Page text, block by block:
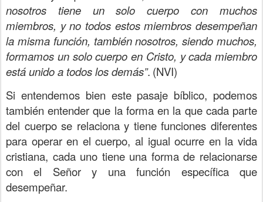
nosotros tiene un solo cuerpo con muchos
miembros, y no todos estos miembros desempeñan
la misma función, también nosotros, siendo muchos,
formamos un solo cuerpo en Cristo, y cada miembro
está unido a todos los demás”. (NVI)
Si entendemos bien este pasaje bíblico, podemos
también entender que la forma en la que cada parte
del cuerpo se relaciona y tiene funciones diferentes
para operar en el cuerpo, al igual ocurre en la vida
cristiana, cada uno tiene una forma de relacionarse
con el Señor y una función específica que
desempeñar.